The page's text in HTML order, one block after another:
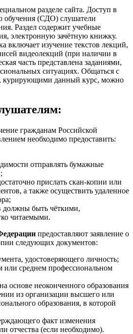
разделе сайта. Доступ в
обучения (СДО) слушатели
Раздел содержит учебные
электронную зачётную книжку.
включает изучение текстов лекций,
видеолекций (при наличии в
часть представлена заданиями,
ситуациях. Общаться с
курирующими данный курс, можно
гражданам Российской
необходимо предоставить:
отправлять бумажные
прислать скан-копии или
а также осуществить удаленное
должны быть чёткими,
читаемыми.
предоставляют заявление о
следующих документов:
удостоверяющего личность;
среднем профессиональном
основе неоконченного образования
из организации высшего или
образования, в которой
факт изменения
отчества (если необходимо).